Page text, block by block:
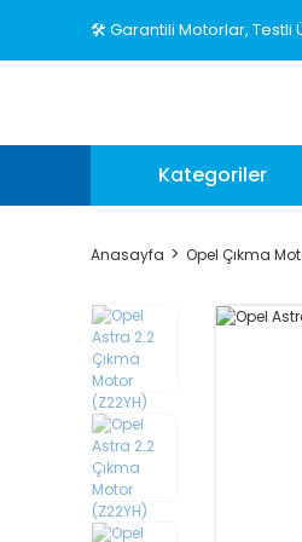
🛠️ Garantili Motorlar, Testli
Kategoriler
Anasayfa Opel Çıkma